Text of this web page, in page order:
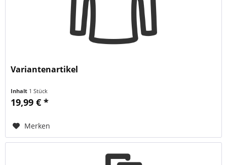
Variantenartikel
Inhalt 1 Stück
19,99 € *
Merken